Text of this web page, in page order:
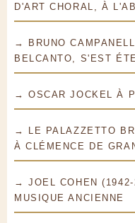
D'ART CHORAL, À
→ BRUNO
BELCANTO, S'EST
→ OSCAR JOCKEL À
→ LE PALAZZETTO
À CLÉMENCE DE
→ JOEL COHEN
MUSIQUE ANCIENNE